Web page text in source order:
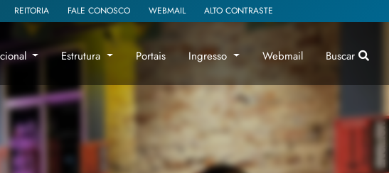
Estrutura Portais Ingresso Webmail Buscar
REITORIA FALE CONOSCO WEBMAIL ALTO CONTRASTE